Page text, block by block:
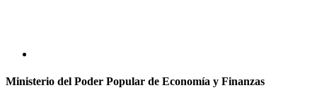
Ministerio del Poder Popular de Economía y Finanzas